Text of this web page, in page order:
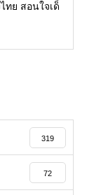
ทย สอนใจเด็
319
72